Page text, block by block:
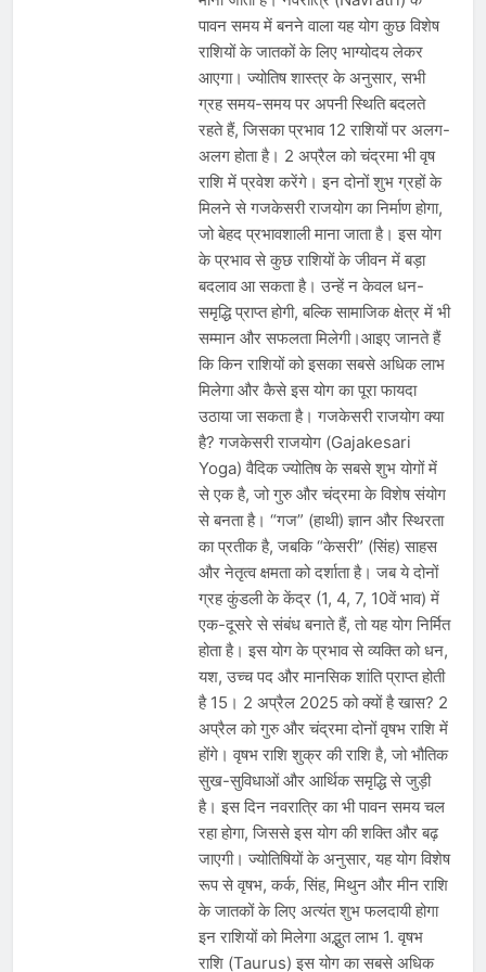
देशभर में विशेष कार्यक्रमों के जरिए भारतीय
बुनकरों और पारंपरिक वस्त्रों को मिलेगा बढ़ावा
August 2, 2026
प्रधानमंत्री नरेंद्र मोदी ने भोगापुरम
अंतरराष्ट्रीय हवाई अड्डे का उद्घाटन किया,
आंध्र प्रदेश में ₹18,000 करोड़ की विकास
परियोजनाओं की शुरुआत
August 2, 2026
केंद्र सरकार ने विस्तारित Khelo India
Scheme को मंजूरी दी, खेल ढाँचे को मजबूत
करने के लिए ₹36,441 करोड़ का बड़ा
August 1, 2026
पावन समय में बनने वाला यह योग कुछ विशेष
राशियों के जातकों के लिए भाग्योदय लेकर
आएगा। ज्योतिष शास्त्र के अनुसार, सभी
ग्रह समय-समय पर अपनी स्थिति बदलते
रहते हैं, जिसका प्रभाव 12 राशियों पर अलग-
अलग होता है। 2 अप्रैल को चंद्रमा भी वृष
राशि में प्रवेश करेंगे। इन दोनों शुभ ग्रहों के
मिलने से गजकेसरी राजयोग का निर्माण होगा,
जो बेहद प्रभावशाली माना जाता है। इस योग
के प्रभाव से कुछ राशियों के जीवन में बड़ा
बदलाव आ सकता है। उन्हें न केवल धन-
समृद्धि प्राप्त होगी, बल्कि सामाजिक क्षेत्र में भी
सम्मान और सफलता मिलेगी।आइए जानते हैं
कि किन राशियों को इसका सबसे अधिक लाभ
मिलेगा और कैसे इस योग का पूरा फायदा
उठाया जा सकता है। गजकेसरी राजयोग क्या
है? गजकेसरी राजयोग (Gajakesari
Yoga) वैदिक ज्योतिष के सबसे शुभ योगों में
से एक है, जो गुरु और चंद्रमा के विशेष संयोग
से बनता है। “गज” (हाथी) ज्ञान और स्थिरता
का प्रतीक है, जबकि “केसरी” (सिंह) साहस
और नेतृत्व क्षमता को दर्शाता है। जब ये दोनों
ग्रह कुंडली के केंद्र (1, 4, 7, 10वें भाव) में
एक-दूसरे से संबंध बनाते हैं, तो यह योग निर्मित
होता है। इस योग के प्रभाव से व्यक्ति को धन,
यश, उच्च पद और मानसिक शांति प्राप्त होती
है 15। 2 अप्रैल 2025 को क्यों है खास? 2
अप्रैल को गुरु और चंद्रमा दोनों वृषभ राशि में
होंगे। वृषभ राशि शुक्र की राशि है, जो भौतिक
सुख-सुविधाओं और आर्थिक समृद्धि से जुड़ी
है। इस दिन नवरात्रि का भी पावन समय चल
रहा होगा, जिससे इस योग की शक्ति और बढ़
जाएगी। ज्योतिषियों के अनुसार, यह योग विशेष
रूप से वृषभ, कर्क, सिंह, मिथुन और मीन राशि
के जातकों के लिए अत्यंत शुभ फलदायी होगा
इन राशियों को मिलेगा अद्भुत लाभ 1. वृषभ
राशि (Taurus) इस योग का सबसे अधिक